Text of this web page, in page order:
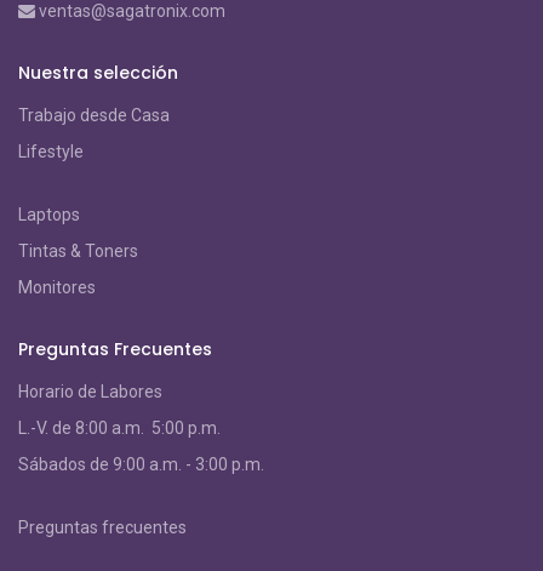
ventas@sagatronix.com
Nuestra selección
Trabajo desde Casa
Lifestyle
Laptops
Tintas & Toners
Monitores
Preguntas Frecuentes
Horario de Labores
L.-V. de 8:00 a.m. 5:00 p.m.
Sábados de 9:00 a.m. - 3:00 p.m.
Preguntas frecuentes